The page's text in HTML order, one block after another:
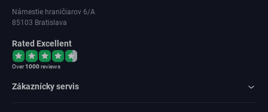
Námestie hraničiarov 6/A
85103 Bratislava
Rated Excellent
Over1000reviews
Zákaznícky servis